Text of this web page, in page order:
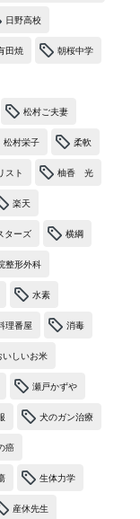
日野高校
田焼 朝桜中学
松村ご夫妻
松村栄子 柔軟
スト 柚香 光
楽天
ターズ 横綱
整形外科
水素
理番屋 消毒
いしいお米
瀬戸かずや
犬のガン治療
癌
生体力学
産休先生